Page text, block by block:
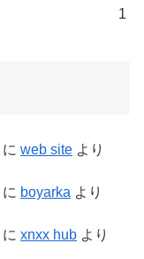
1
に web site より
に boyarka より
に xnxx hub より